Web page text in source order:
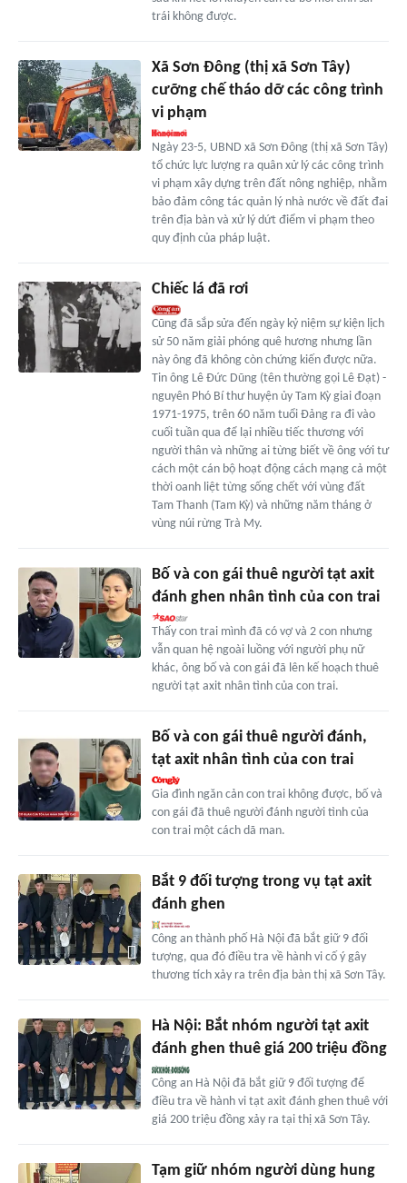
trái không được.
Xã Sơn Đông (thị xã Sơn Tây)
cưỡng chế tháo dỡ các công trình
vi phạm
Ngày 23-5, UBND xã Sơn Đông (thị xã Sơn Tây)
tổ chức lực lượng ra quân xử lý các công trình
vi phạm xây dựng trên đất nông nghiệp, nhằm
bảo đảm công tác quản lý nhà nước về đất đai
trên địa bàn và xử lý dứt điểm vi phạm theo
quy định của pháp luật.
Chiếc lá đã rơi
Cũng đã sắp sửa đến ngày kỷ niệm sự kiện lịch
sử 50 năm giải phóng quê hương nhưng lần
này ông đã không còn chứng kiến được nữa.
Tin ông Lê Đức Dũng (tên thường gọi Lê Đạt) -
nguyên Phó Bí thư huyện ủy Tam Kỳ giai đoạn
1971-1975, trên 60 năm tuổi Đảng ra đi vào
cuối tuần qua để lại nhiều tiếc thương với
người thân và những ai từng biết về ông với tư
cách một cán bộ hoạt động cách mạng cả một
thời oanh liệt từng sống chết với vùng đất
Tam Thanh (Tam Kỳ) và những năm tháng ở
vùng núi rừng Trà My.
Bố và con gái thuê người tạt axit
đánh ghen nhân tình của con trai
Thấy con trai mình đã có vợ và 2 con nhưng
vẫn quan hệ ngoài luồng với người phụ nữ
khác, ông bố và con gái đã lên kế hoạch thuê
người tạt axit nhân tình của con trai.
Bố và con gái thuê người đánh,
tạt axit nhân tình của con trai
Gia đình ngăn cản con trai không được, bố và
con gái đã thuê người đánh người tình của
con trai một cách dã man.
Bắt 9 đối tượng trong vụ tạt axit
đánh ghen
Công an thành phố Hà Nội đã bắt giữ 9 đối
tượng, qua đó điều tra về hành vi cố ý gây
thương tích xảy ra trên địa bàn thị xã Sơn Tây.
Hà Nội: Bắt nhóm người tạt axit
đánh ghen thuê giá 200 triệu đồng
Công an Hà Nội đã bắt giữ 9 đối tượng để
điều tra về hành vi tạt axit đánh ghen thuê với
giá 200 triệu đồng xảy ra tại thị xã Sơn Tây.
Tạm giữ nhóm người dùng hung